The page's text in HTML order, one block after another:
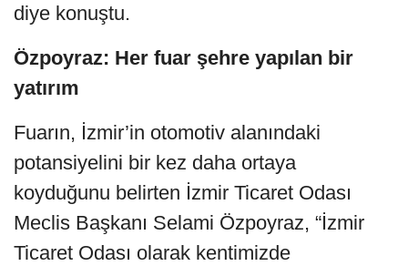
diye konuştu.
Özpoyraz: Her fuar şehre yapılan bir
yatırım
Fuarın, İzmir’in otomotiv alanındaki
potansiyelini bir kez daha ortaya
koyduğunu belirten İzmir Ticaret Odası
Meclis Başkanı Selami Özpoyraz, “İzmir
Ticaret Odası olarak kentimizde